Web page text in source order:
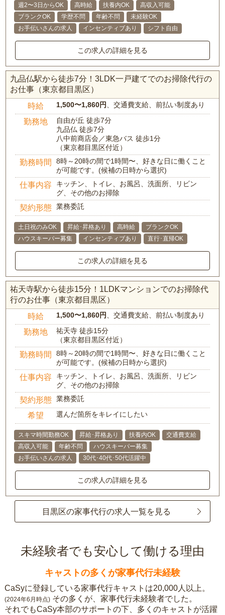
週2〜3日からOK 高時給 扶養内OK
高収入可能
ブランクOK
学歴不問 年齢不問
未経験OK
お手伝いさんの求人
インセンティブあり シフト自由
この求人の詳細を見る
九品仏駅から徒歩7分！3LDK一戸建てでのお掃除代行の
お仕事（東京都目黒区）
時給 1,500〜1,860円 、交通費支給、前払い制度あり
勤務地
自由が丘 徒歩7分
九品仏 徒歩7分
八中前商店会／東急バス 徒歩1分
（東京都目黒区付近）
勤務時間
8時～20時の間で1時間〜、好きな日に働くこと
が可能です。(候補の日時から選択)
仕事内容
キッチン、トイレ、お風呂、洗面所、リビン
グ、その他のお掃除
契約形態 業務委託
土日祝のみOK 昇給･昇格あり 高時給
ブランクOK
ハウスキーパー募集
インセンティブあり 直行･直帰OK
この求人の詳細を見る
祐天寺駅から徒歩15分！1LDKマンションでのお掃除代
行のお仕事（東京都目黒区）
時給 1,500〜1,860円 、交通費支給、前払い制度あり
勤務地
祐天寺 徒歩15分
（東京都目黒区付近）
勤務時間
8時～20時の間で1時間〜、好きな日に働くこと
が可能です。(候補の日時から選択)
仕事内容
キッチン、トイレ、お風呂、洗面所、リビン
グ、その他のお掃除
契約形態 業務委託
希望 選んだ箇所をキレイにしたい
スキマ時間勤務OK 昇給･昇格あり 扶養内OK
交通費支給
高収入可能
年齢不問
ハウスキーパー募集
お手伝いさんの求人
30代･40代･50代活躍中
この求人の詳細を見る
目黒区の家事代行の求人一覧を見る
未経験者でも安心して働ける理由
キャストの多くが家事代行未経験
CaSyに登録している家事代行キャストは20,000人以上。
(2024年6月時点) その多くが、家事代行未経験者でした。
それでもCaSy本部のサポートの下、多くのキャストが活躍